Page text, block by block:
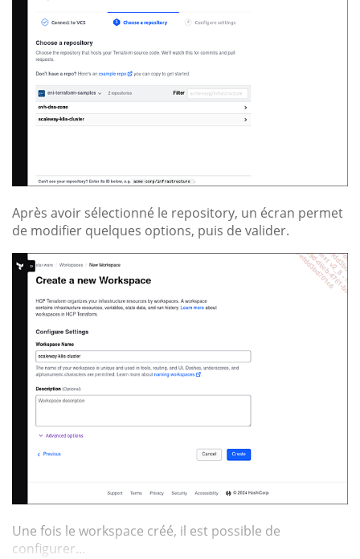
Après avoir sélectionné le repository, un écran permet
de modifier quelques options, puis de valider.
Une fois le workspace créé, il est possible de
configurer...